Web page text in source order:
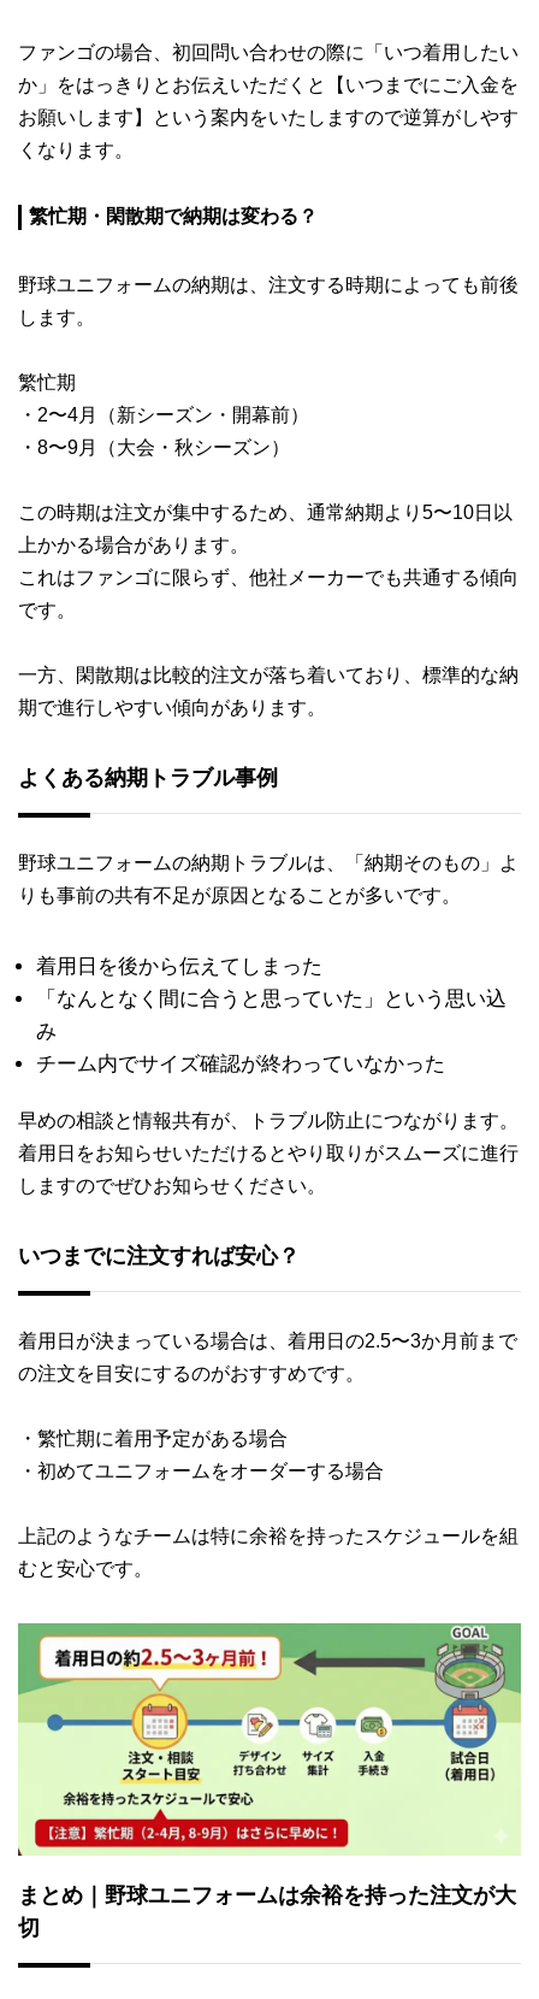
ファンゴの場合、初回問い合わせの際に「いつ着用したい
か」をはっきりとお伝えいただくと【いつまでにご入金を
お願いします】という案内をいたしますので逆算がしやす
くなります。
繁忙期・閑散期で納期は変わる？
野球ユニフォームの納期は、注文する時期によっても前後
します。
繁忙期
・2〜4月（新シーズン・開幕前）
・8〜9月（大会・秋シーズン）
この時期は注文が集中するため、通常納期より5〜10日以
上かかる場合があります。
これはファンゴに限らず、他社メーカーでも共通する傾向
です。
一方、閑散期は比較的注文が落ち着いており、標準的な納
期で進行しやすい傾向があります。
よくある納期トラブル事例
野球ユニフォームの納期トラブルは、「納期そのもの」よ
りも事前の共有不足が原因となることが多いです。
着用日を後から伝えてしまった
「なんとなく間に合うと思っていた」という思い込
み
チーム内でサイズ確認が終わっていなかった
早めの相談と情報共有が、トラブル防止につながります。
着用日をお知らせいただけるとやり取りがスムーズに進行
しますのでぜひお知らせください。
いつまでに注文すれば安心？
着用日が決まっている場合は、着用日の2.5〜3か月前まで
の注文を目安にするのがおすすめです。
・繁忙期に着用予定がある場合
・初めてユニフォームをオーダーする場合
上記のようなチームは特に余裕を持ったスケジュールを組
むと安心です。
まとめ｜野球ユニフォームは余裕を持った注文が大
切